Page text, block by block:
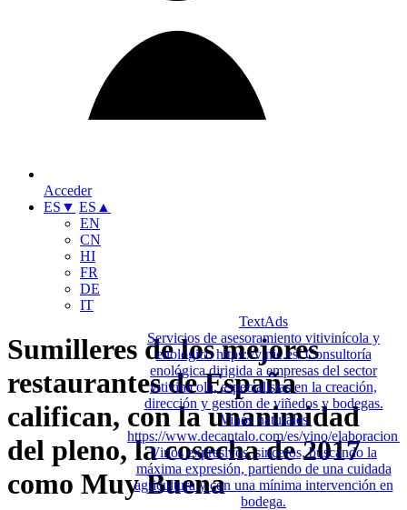
Acceder
ES ▼ ES ▲
EN
CN
HI
FR
DE
IT
Sumilleres de los mejores
restaurantes de España
califican, con la unanimidad
del pleno, la cosecha de 2017
como Muy Buena
TextAds
Servicios de asesoramiento vitivinícola y
enológico https://vinic.es/ Consultoría
enológica dirigida a empresas del sector
vitivinícola, especialistas en la creación,
dirección y gestión de viñedos y bodegas.
Vinos naturales
https://www.decantalo.com/es/vino/
Vinos expresivos, sinceros, buscando la
máxima expresión, partiendo de una cuidada
agricultura y con una mínima intervención en
bodega.